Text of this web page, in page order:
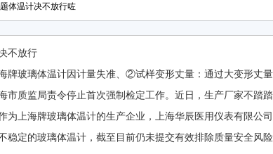
体温计决不放行咗
不放行
牌玻璃体温计因计量失准、②试样变形丈量：通过大变形丈
市质监局责令停止首次强制检定工作。近日，生产厂家不踏
为上海牌玻璃体温计的生产企业，上海华辰医用仪表有限公
稳定的玻璃体温计，截至目前仍未提交有效排除质量安全风